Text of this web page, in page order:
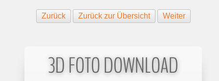
Zurück Zurück zur Übersicht Weiter
3D FOTO DOWNLOAD